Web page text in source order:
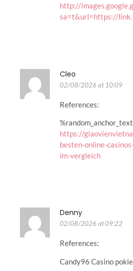
http://
sa=t&url=https://
Cleo
02/08/2026 at 10:09
References:
https://
besten-online-
im-vergleich
Denny
02/08/2026 at 09:22
References:
Candy96 Casino